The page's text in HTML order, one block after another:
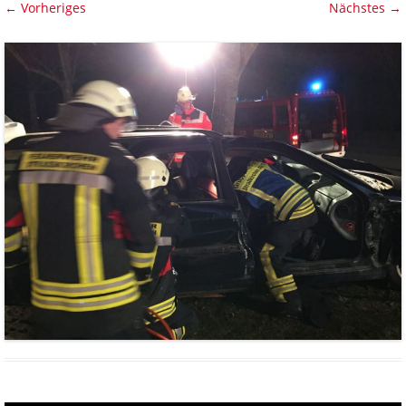
← Vorheriges Nächstes →